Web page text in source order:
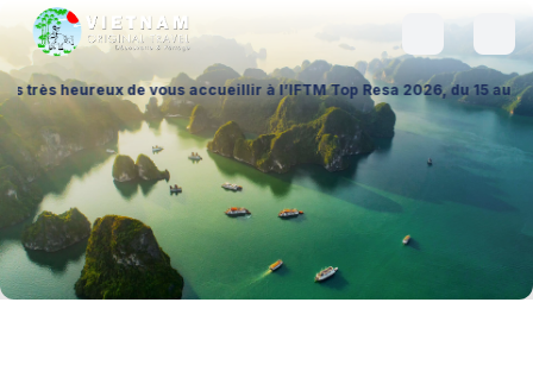
de vous accueillir à l’IFTM Top Resa 2026, du 15 au 17